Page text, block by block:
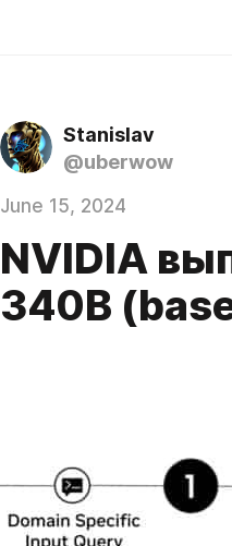
Stanislav
@uberwow
June 15, 2024
NVIDIA
340B